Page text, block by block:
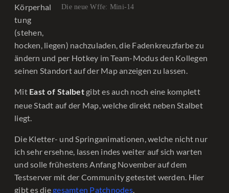
Die neue Wffe: Mini-14
Körperhal
tung
(stehen,
hocken, liegen) nachzuladen, die Fadenkreuzfarbe zu
ändern und per Hotkey im Team-Modus den Kollegen
seinen Standort auf der Map anzeigen zu lassen.
Mit East of Stalbetgibt es auch noch eine komplett
neue Stadt auf der Map, welche direkt neben Stalbet
liegt.
Die Kletter- und Springanimationen, welche nicht nur
ich sehr ersehne, lassen indes weiter auf sich warten
und solle frühestens Anfang November auf dem
Testserver mit der Community getestet werden. Hier
gibt es diegesamten Patchnodes.